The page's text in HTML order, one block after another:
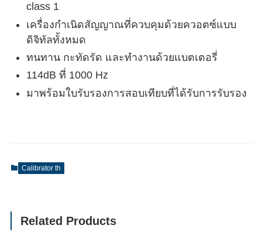
class 1
เครื่องกำเนิดสัญญาณที่ควบคุมด้วยควอตซ์แบบ
ดิจิทัลทั้งหมด
ทนทาน กะทัดรัด และทำงานด้วยแบตเตอรี่
114dB ที่ 1000 Hz
มาพร้อมใบรับรองการสอบเทียบที่ได้รับการรับรอง
Calibrator th
Related Products